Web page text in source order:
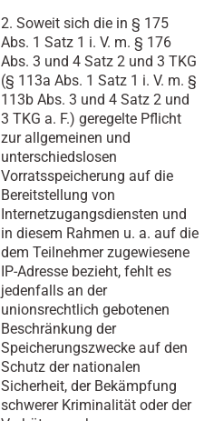
2. Soweit sich die in § 175
Abs. 1 Satz 1 i. V. m. § 176
Abs. 3 und 4 Satz 2 und 3 TKG
(§ 113a Abs. 1 Satz 1 i. V. m. §
113b Abs. 3 und 4 Satz 2 und
3 TKG a. F.) geregelte Pflicht
zur allgemeinen und
unterschiedslosen
Vorratsspeicherung auf die
Bereitstellung von
Internetzugangsdiensten und
in diesem Rahmen u. a. auf die
dem Teilnehmer zugewiesene
IP-Adresse bezieht, fehlt es
jedenfalls an der
unionsrechtlich gebotenen
Beschränkung der
Speicherungszwecke auf den
Schutz der nationalen
Sicherheit, der Bekämpfung
schwerer Kriminalität oder der